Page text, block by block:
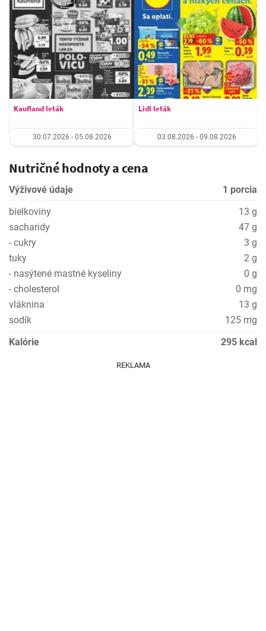
Kaufland leták
30.07.2026 - 05.08.2026
Lidl leták
03.08.2026 - 09.08.2026
Nutričné hodnoty a cena
Výživové údaje
1 porcia
bielkoviny
13 g
sacharidy
47 g
- cukry
3 g
tuky
2 g
- nasýtené mastné kyseliny
0 g
- cholesterol
0 mg
vláknina
13 g
sodík
125 mg
Kalórie
295 kcal
REKLAMA